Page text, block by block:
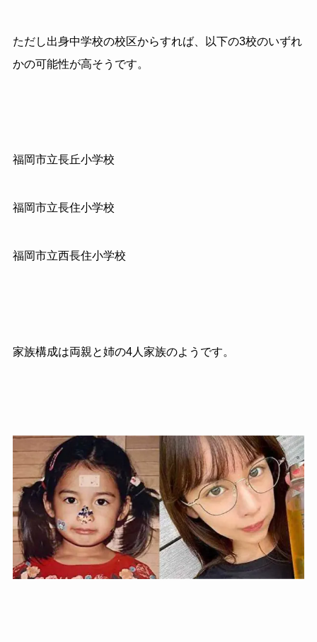
ただし出身中学校の校区からすれば、以下の3校のいずれ
かの可能性が高そうです。
福岡市立長丘小学校
福岡市立長住小学校
福岡市立西長住小学校
家族構成は両親と姉の4人家族のようです。